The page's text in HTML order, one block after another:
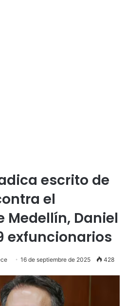
escrito de
el
Medellín, Daniel
exfuncionarios
16 de septiembre de 2025 428